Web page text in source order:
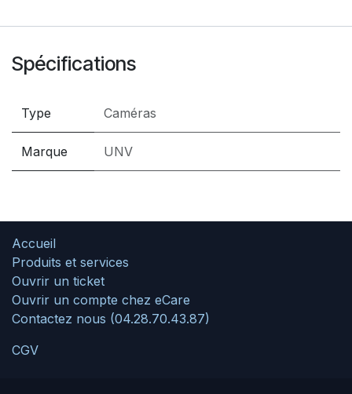
Spécifications
Type Caméras
Marque UNV
Accueil
Produits et services
Ouvrir un ticket
Ouvrir un compte chez eCare
Contactez nous (04.28.70.43.87)
CGV